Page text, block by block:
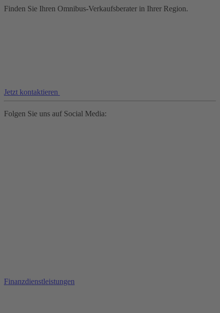
Finden Sie Ihren Omnibus-Verkaufsberater in Ihrer Region.
Jetzt kontaktieren
Folgen Sie uns auf Social Media:
Finanzdienstleistungen